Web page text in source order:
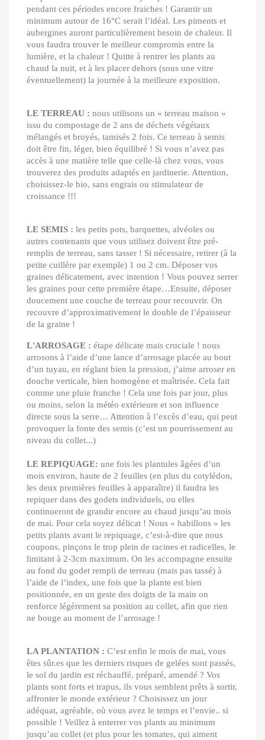
pendant ces périodes encore fraiches ! Garantir un
minimum autour de 16°C serait l’idéal. Les piments et
aubergines auront particulièrement besoin de chaleur. Il
vous faudra trouver le meilleur compromis entre la
lumière, et la chaleur ! Quitte à rentrer les plants au
chaud la nuit, et à les placer dehors (sous une vitre
éventuellement) la journée à la meilleure exposition.
LE TERREAU : nous utilisons un « terreau maison »
issu du compostage de 2 ans de déchets végétaux
mélangés et broyés, tamisés 2 fois. Ce terreau à semis
doit être fin, léger, bien équilibré ! Si vous n’avez pas
accès à une matière telle que celle-là chez vous, vous
trouverez des produits adaptés en jardinerie. Attention,
choisissez-le bio, sans engrais ou stimulateur de
croissance !!!
LE SEMIS : les petits pots, barquettes, alvéoles ou
autres contenants que vous utilisez doivent être pré-
remplis de terreau, sans tasser ! Si nécessaire, retirer (à la
petite cuillère par exemple) 1 ou 2 cm. Déposer vos
graines délicatement, avec intention ! Vous pouvez serrer
les graines pour cette première étape…Ensuite, déposer
doucement une couche de terreau pour recouvrir. On
recouvre d’approximativement le double de l’épaisseur
de la graine !
L'ARROSAGE : étape délicate mais cruciale ! nous
arrosons à l’aide d’une lance d’arrosage placée au bout
d’un tuyau, en réglant bien la pression, j’aime arroser en
douche verticale, bien homogène et maîtrisée. Cela fait
comme une pluie franche ! Cela une fois par jour, plus
ou moins, selon la météo extérieure et son influence
directe sous la serre… Attention à l’excès d’eau, qui peut
provoquer la fonte des semis (c’est un pourrissement au
niveau du collet...)
LE REPIQUAGE: une fois les plantules âgées d’un
mois environ, haute de 2 feuilles (en plus du cotylédon,
les deux premières feuilles à apparaître) il faudra les
repiquer dans des godets individuels, ou elles
continueront de grandir encore au chaud jusqu’au mois
de mai. Pour cela soyez délicat ! Nous « habillons » les
petits plants avant le repiquage, c’est-à-dire que nous
coupons, pinçons le trop plein de racines et radicelles, le
limitant à 2-3cm maximum. On les accompagne ensuite
au fond du godet rempli de terreau (mais pas tassé) à
l’aide de l’index, une fois que la plante est bien
positionnée, en un geste des doigts de la main on
renforce légèrement sa position au collet, afin que rien
ne bouge au moment de l’arrosage !
LA PLANTATION : C’est enfin le mois de mai, vous
êtes sûr.es que les derniers risques de gelées sont passés,
le sol du jardin est réchauffé, préparé, amendé ? Vos
plants sont forts et trapus, ils vous semblent prêts à sortir,
affronter le monde extérieur ? Choisissez un jour
adéquat, agréable, où vous avez le temps et l’envie.. si
possible ! Veillez à enterrer vos plants au minimum
jusqu’au collet (et plus pour les tomates, qui aiment